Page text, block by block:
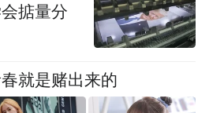
掂量分
就是赌出来的